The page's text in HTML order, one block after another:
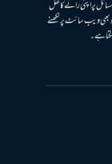
پر اپنی رائے کا کھل
بھی ویب سائٹ پر لکھنے
ہے۔